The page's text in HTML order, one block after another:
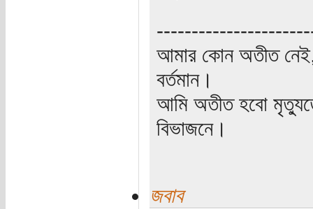
আমার কোন অতীত
বর্তমান।
আমি অতীত হবো
বিভাজনে।
জবাব